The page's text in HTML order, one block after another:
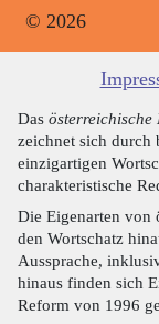
© 2026
Das österreichische
zeichnet sich durch
einzigartigen
charakteristische
Die Eigenarten von
den Wortschatz
Aussprache,
hinaus finden sich
Reform von 1996